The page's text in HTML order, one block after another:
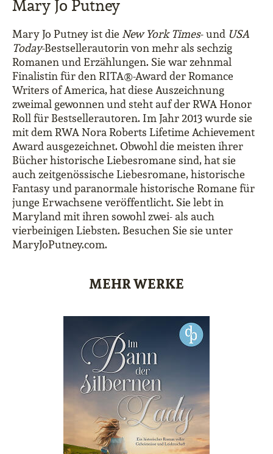
Mary Jo Putney
Mary Jo Putney ist die New York Times- und USA
Today-Bestsellerautorin von mehr als sechzig
Romanen und Erzählungen. Sie war zehnmal
Finalistin für den RITA®-Award der Romance
Writers of America, hat diese Auszeichnung
zweimal gewonnen und steht auf der RWA Honor
Roll für Bestsellerautoren. Im Jahr 2013 wurde sie
mit dem RWA Nora Roberts Lifetime Achievement
Award ausgezeichnet. Obwohl die meisten ihrer
Bücher historische Liebesromane sind, hat sie
auch zeitgenössische Liebesromane, historische
Fantasy und paranormale historische Romane für
junge Erwachsene veröffentlicht. Sie lebt in
Maryland mit ihren sowohl zwei- als auch
vierbeinigen Liebsten. Besuchen Sie sie unter
MaryJoPutney.com.
MEHR WERKE